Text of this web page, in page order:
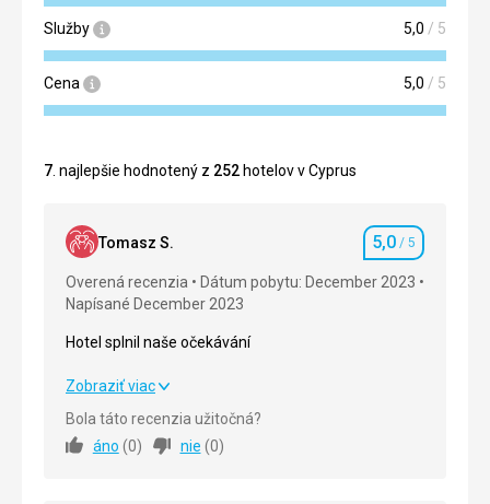
Služby 5,0 / 5
Cena 5,0 / 5
7. najlepšie hodnotený z 252 hotelov v Cyprus
Tomasz S. Hodnotenie
5,0 / 5
Overená recenzia
Dátum pobytu: December 2023
Napísané December 2023
Hotel splnil naše očekávání
Hotel splnil naše očekávání
Strava
Zobraziť viac
Bola táto recenzia užitočná?
áno (0) nie (0)